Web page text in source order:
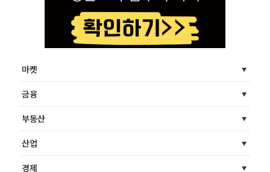
마켓
금융
부동산
산업
경제